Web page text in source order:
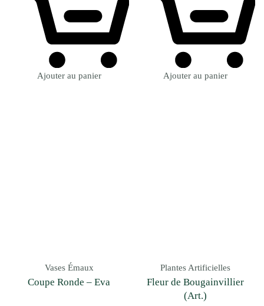
Ajouter au panier Ajouter au panier
Vases Émaux
Coupe Ronde – Eva
Plantes Artificielles
Fleur de Bougainvillier
(Art.)